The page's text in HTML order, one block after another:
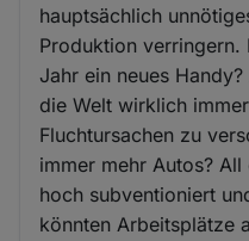
hauptsächlich
Produktion
Jahr ein neues
die Welt wirklich
Fluchtursachen zu
immer mehr Autos?
hoch subventioniert
könnten Arbeitsplätze